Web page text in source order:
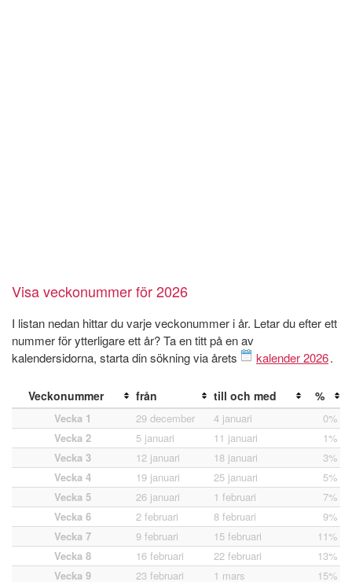
Visa veckonummer för 2026
I listan nedan hittar du varje veckonummer i år. Letar du efter ett
nummer för ytterligare ett år? Ta en titt på en av
kalendersidorna, starta din sökning via årets
kalender 2026.
Veckonummer från till och med %
Vecka 1 29 december 4 januari
0%
Vecka 2
5 januari 11 januari
1%
Vecka 3
12 januari 18 januari
3%
Vecka 4
19 januari 25 januari
5%
Vecka 5
26 januari 1 februari
7%
Vecka 6
2 februari 8 februari
9%
Vecka 7
9 februari 15 februari
11%
Vecka 8
16 februari 22 februari
13%
Vecka 9
23 februari 1 mars 15%